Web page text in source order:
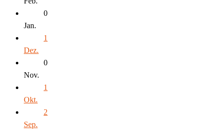
0
Jan.
1
Dez.
0
Nov.
1
Okt.
2
Sep.